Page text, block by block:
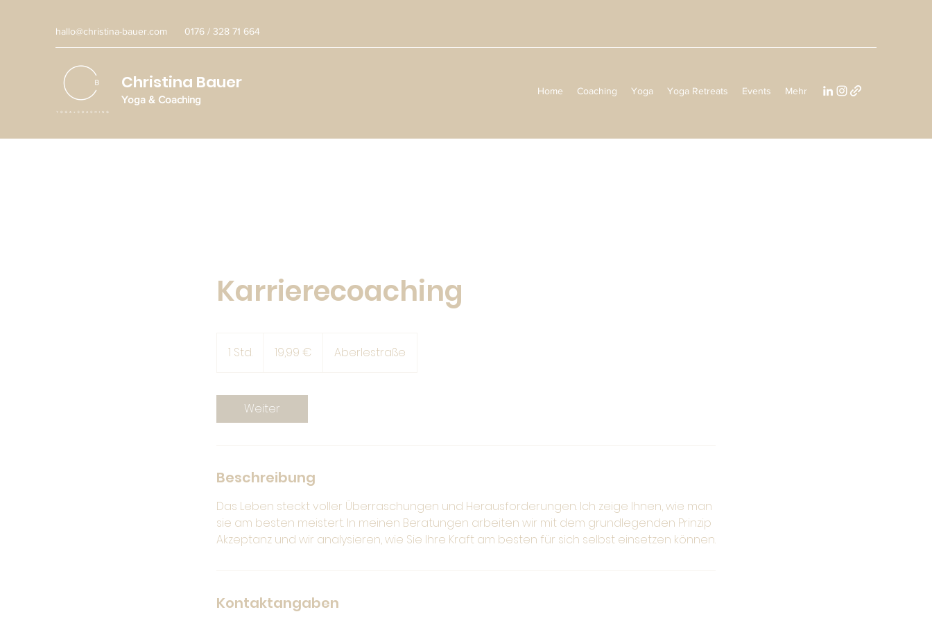
hallo@christina-bauer.com 0176 / 328 71 664
Christina Bauer
Yoga & Coaching
Home Coaching Yoga Yoga Retreats Events Mehr
Karrierecoaching
1 Std.
d
19,99 € Aberlestraße
Weiter
Beschreibung
Das Leben steckt voller Überraschungen und Herausforderungen. Ich zeige Ihnen, wie man
sie am besten meistert. In meinen Beratungen arbeiten wir mit dem grundlegenden Prinzip
Akzeptanz und wir analysieren, wie Sie Ihre Kraft am besten für sich selbst einsetzen können.
Kontaktangaben